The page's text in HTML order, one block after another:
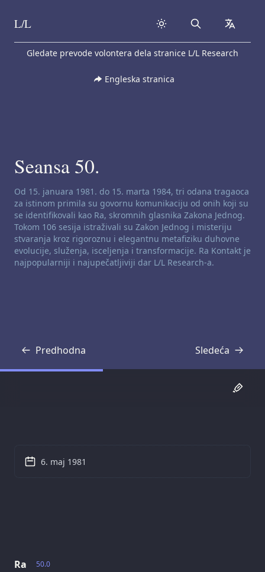
Skip to content
L/L Search
Gledate prevode volontera dela stranice L/L Research
Engleska stranica
Seansa 50.
Odricanje od odgovornosti za kanaliziranje:
Od 15. januara 1981. do 15. marta 1984, tri odana tragaoca
za istinom primila su govornu komunikaciju od onih koji su
se identifikovali kao Ra, skromnih glasnika Zakona Jednog.
Tokom 106 sesija istraživali su Zakon Jednog i misteriju
stvaranja kroz rigoroznu i elegantnu metafiziku duhovne
evolucije, služenja, isceljenja i transformacije. Ra Kontakt je
najpopularniji i najupečatljiviji dar L/L Research-a.
Predhodna
Transkripcija Sledeća
Transkripcija
50.0
Ra
6. maj 1981